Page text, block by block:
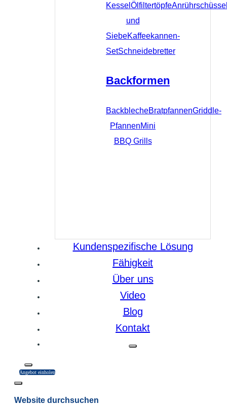
Kessel Ölfiltertöpfe
und
SiebeKaffeekannen-
SetSchneidebretter
Backformen
BackblecheBratpfannenGriddle-
PfannenMini
BBQ Grills
Kundenspezifische Lösung
Fähigkeit
Über uns
Video
Blog
Kontakt
Angebot einholen
Website durchsuchen